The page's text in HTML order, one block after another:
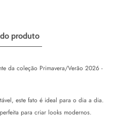
produto
da coleção Primavera/Verão 2026 -
este fato é ideal para o dia a dia.
para criar looks modernos.